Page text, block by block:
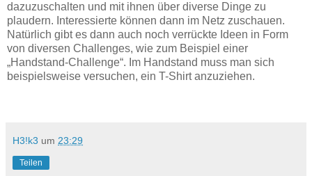
dazuzuschalten und mit ihnen über diverse Dinge zu
plaudern. Interessierte können dann im Netz zuschauen.
Natürlich gibt es dann auch noch verrückte Ideen in Form
von diversen Challenges, wie zum Beispiel einer
„Handstand-Challenge“. Im Handstand muss man sich
beispielsweise versuchen, ein T-Shirt anzuziehen.
H3!k3 um 23:29
Teilen